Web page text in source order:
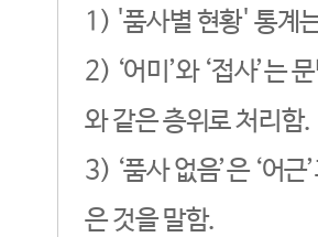
1) '품사별 현황' 통계
2) ‘어미’와 ‘접사’는
와 같은 층위로 처리함.
3) ‘품사 없음’은 ‘어
은 것을 말함.